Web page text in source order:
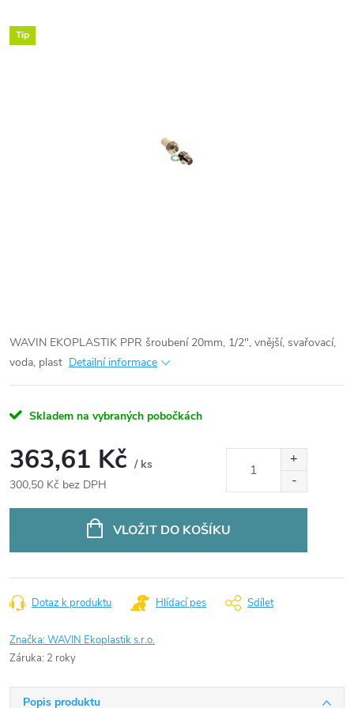
Tip
WAVIN EKOPLASTIK PPR šroubení 20mm, 1/2", vnější, svařovací,
voda, plast Detailní informace
Skladem na vybraných pobočkách
363,61 Kč / ks
300,50 Kč bez DPH
VLOŽIT DO KOŠÍKU
Dotaz k produktu Hlídací pes Sdílet
Značka:WAVIN Ekoplastik s.r.o.
Záruka: 2 roky
Popis produktu